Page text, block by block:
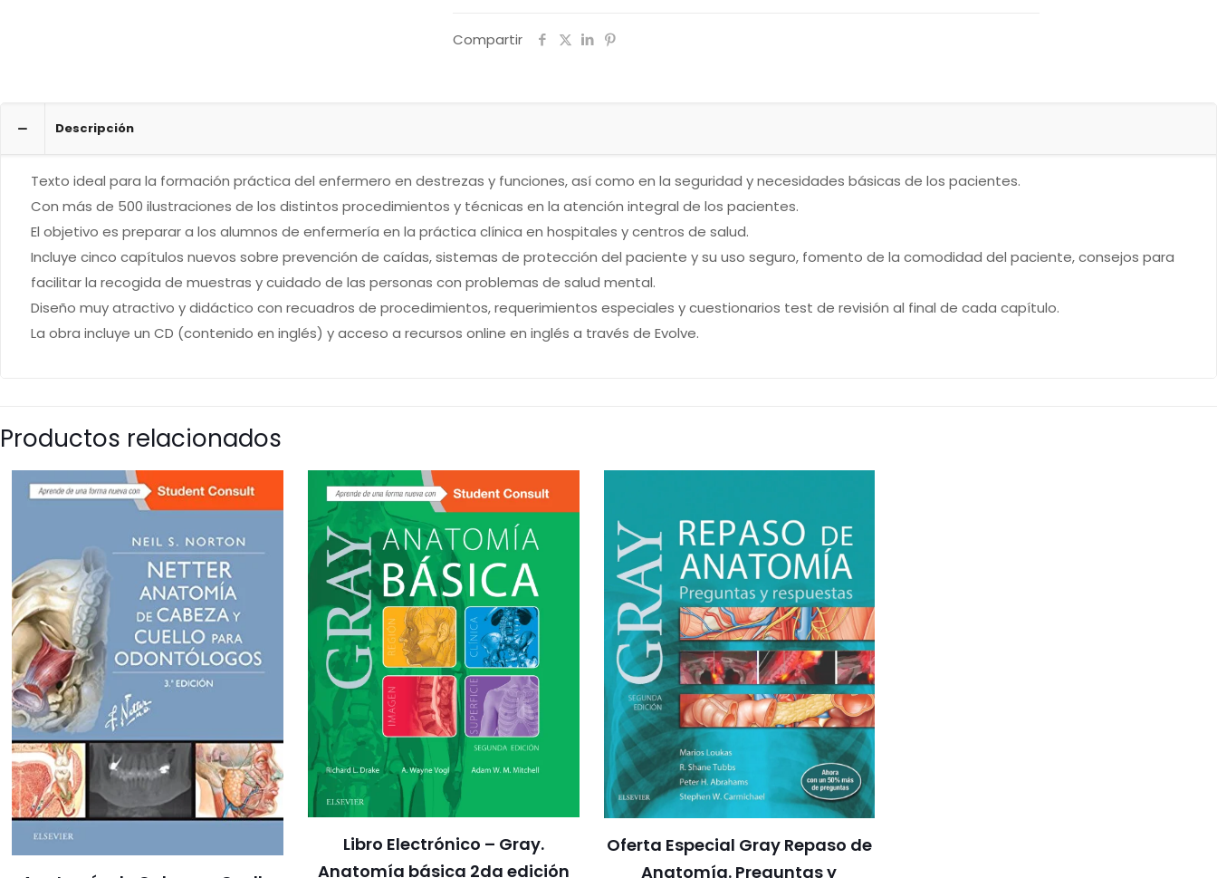
Compartir
Descripción
Texto ideal para la formación práctica del enfermero en destrezas y funciones, así como en la seguridad y necesidades básicas de los pacientes.
Con más de 500 ilustraciones de los distintos procedimientos y técnicas en la atención integral de los pacientes.
El objetivo es preparar a los alumnos de enfermería en la práctica clínica en hospitales y centros de salud.
Incluye cinco capítulos nuevos sobre prevención de caídas, sistemas de protección del paciente y su uso seguro, fomento de la comodidad del paciente, consejos para
facilitar la recogida de muestras y cuidado de las personas con problemas de salud mental.
Diseño muy atractivo y didáctico con recuadros de procedimientos, requerimientos especiales y cuestionarios test de revisión al final de cada capítulo.
La obra incluye un CD (contenido en inglés) y acceso a recursos online en inglés a través de Evolve.
Productos relacionados
Libro Electrónico – Gray.
Anatomía básica 2da edición
Oferta Especial Gray Repaso de
Anatomía. Preguntas y